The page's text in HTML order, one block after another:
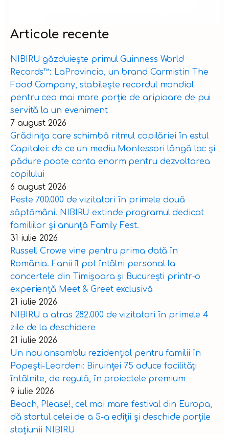
Articole recente
NIBIRU găzduiește primul Guinness World
Records™️: LaProvincia, un brand Carmistin The
Food Company, stabilește recordul mondial
pentru cea mai mare porție de aripioare de pui
servită la un eveniment
7 august 2026
Grădinița care schimbă ritmul copilăriei în estul
Capitalei: de ce un mediu Montessori lângă lac și
pădure poate conta enorm pentru dezvoltarea
copilului
6 august 2026
Peste 700.000 de vizitatori în primele două
săptămâni. NIBIRU extinde programul dedicat
familiilor și anunță Family Fest.
31 iulie 2026
Russell Crowe vine pentru prima dată în
România. Fanii îl pot întâlni personal la
concertele din Timișoara și București printr-o
experiență Meet & Greet exclusivă
21 iulie 2026
NIBIRU a atras 282.000 de vizitatori în primele 4
zile de la deschidere
21 iulie 2026
Un nou ansamblu rezidențial pentru familii în
Popești-Leordeni: Biruinței 75 aduce facilități
întâlnite, de regulă, în proiectele premium
9 iulie 2026
Beach, Please!, cel mai mare festival din Europa,
dă startul celei de a 5-a ediții și deschide porțile
stațiunii NIBIRU